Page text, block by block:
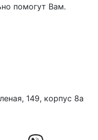
помогут Вам.
149, корпус 8а